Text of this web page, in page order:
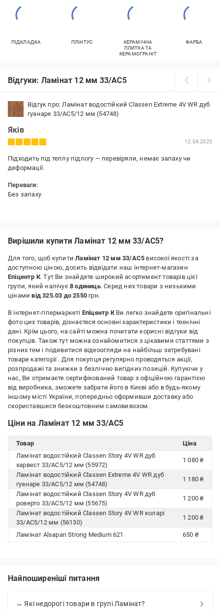
ПІДКЛАДКА ПЛІНТУС
КЕРАМІЧНА
ПЛИТКА ТА
КЕРАМОГРАНІТ
ФАРБА
Відгуки: Ламінат 12 мм 33/АС5
Відгук про: Ламінат водостійкий Classen Extreme 4V WR дуб
гуанаре 33/АС5/12 мм (54748)
Яків
12.04.2025
Підходить під теплу підлогу — перевіряли, немає запаху чи
деформації.
Переваги:
Без запаху
Вирішили купити Ламінат 12 мм 33/АС5?
Для того, щоб купитиЛамінат 12 мм 33/АС5 високої якості за
доступною ціною, досить відвідати наш інтернет-магазин
Епіцентр К. Тут Ви знайдете широкий асортимент товарів цієї
групи, який налічує 8 одиниць. Серед них товари з низькими
цінамивід 325.03 до 2550 грн.
В інтернет-гіпермаркеті Епіцентр КВи легко знайдете оригінальні
фото цих товарів, дізнаєтеся основні характеристики і технічні
дані. Крім цього, на сайті можна почитати корисні відгуки від
покупців. Також тут можна ознайомитися з цікавими статтями з
різних тем і подивитися відеоогляди на найбільш затребувані
товари категорії . Для покупця регулярно проводяться акції,
розпродажі та знижки з безліччю вигідних позицій. Купуючи у
нас, Ви отримаєте сертифікований товар з офіційною гарантією
від виробника, зможете забрати його в Києві або в будь-якому
іншому місті України, попередньо оформивши доставку або
скориставшися безкоштовним самовивозом.
Ціни на Ламінат 12 мм 33/АС5
Товар
Ціна
Ламінат водостійкий Classen Story 4V WR дуб
харвест 33/АС5/12 мм (55972)
1 080 ₴
Ламінат водостійкий Classen Extreme 4V WR дуб
гуанаре 33/АС5/12 мм (54748)
1 180 ₴
Ламінат водостійкий Classen Story 4V WR дуб
роверто 33/АС5/12 мм (55675)
1 200 ₴
Ламінат водостійкий Classen Story 4V WR коларі
33/АС5/12 мм (56130)
1 200 ₴
Ламінат Alsapan Strong Medium 621 650 ₴
Найпоширеніші питання
→ Які недорогі товари в групі Ламінат?